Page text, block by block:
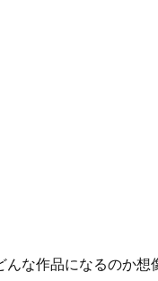
な作品になるのか想